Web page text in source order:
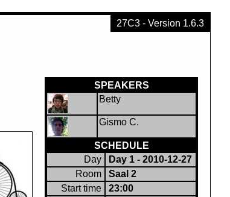
27C3 - Version 1.6.3
SPEAKERS
Betty
Gismo C.
SCHEDULE
Day
Day 1 - 2010-12-27
Room
Saal 2
Start time
23:00